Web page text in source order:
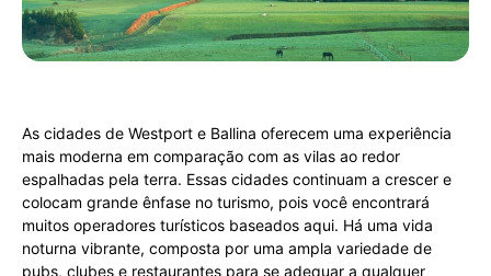
As cidades de Westport e Ballina oferecem uma experiência
mais moderna em comparação com as vilas ao redor
espalhadas pela terra. Essas cidades continuam a crescer e
colocam grande ênfase no turismo, pois você encontrará
muitos operadores turísticos baseados aqui. Há uma vida
noturna vibrante, composta por uma ampla variedade de
pubs, clubes e restaurantes para se adequar a qualquer